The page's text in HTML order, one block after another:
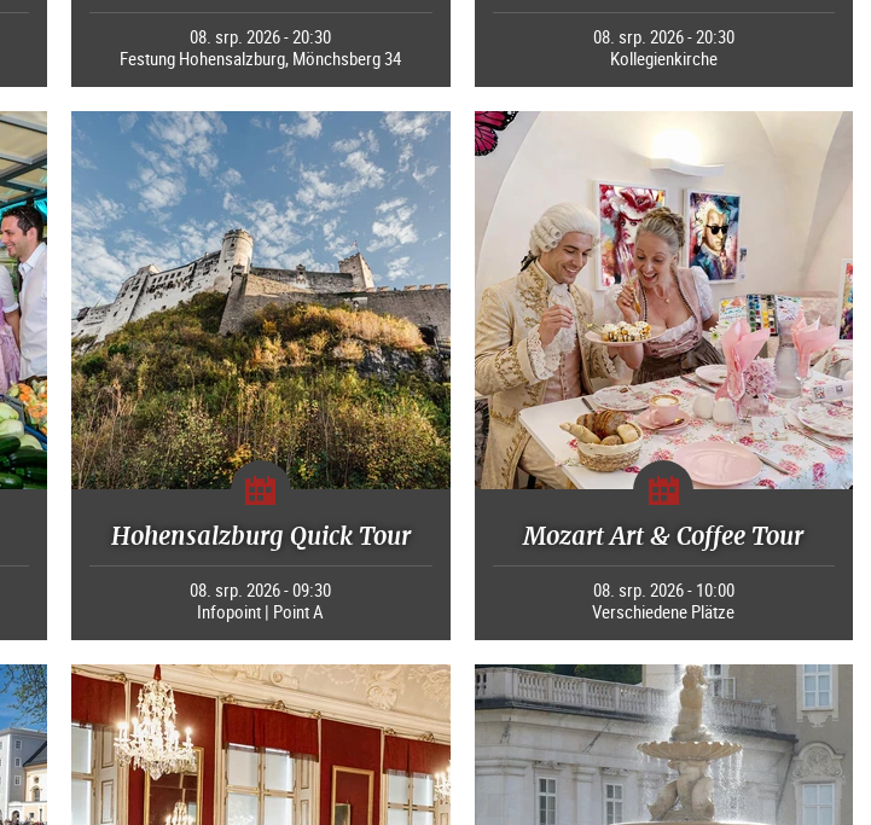
08. srp. 2026 - 20:30
Festung Hohensalzburg, Mönchsberg 34
08. srp. 2026 - 20:30
Kollegienkirche
Hohensalzburg Quick Tour
08. srp. 2026 - 09:30
Infopoint | Point A
Mozart Art & Coffee Tour
08. srp. 2026 - 10:00
Verschiedene Plätze